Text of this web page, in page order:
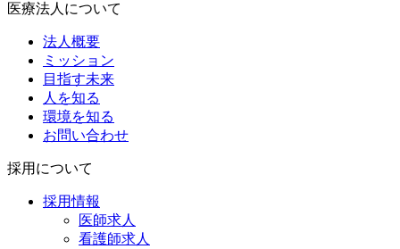
医療法人について
法人概要
ミッション
目指す未来
人を知る
環境を知る
お問い合わせ
採用について
採用情報
医師求人
看護師求人